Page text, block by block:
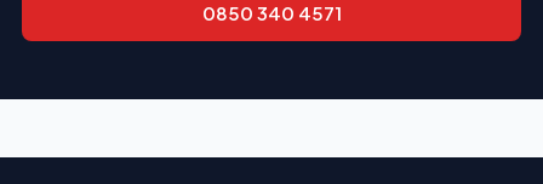
0850 340 4571